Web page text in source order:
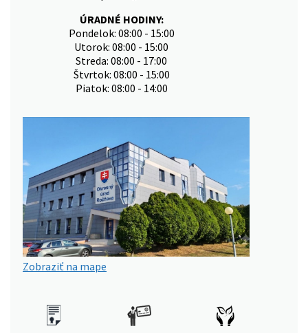
ÚRADNÉ HODINY:
Pondelok: 08:00 - 15:00
Utorok: 08:00 - 15:00
Streda: 08:00 - 17:00
Štvrtok: 08:00 - 15:00
Piatok: 08:00 - 14:00
Zobraziť na mape